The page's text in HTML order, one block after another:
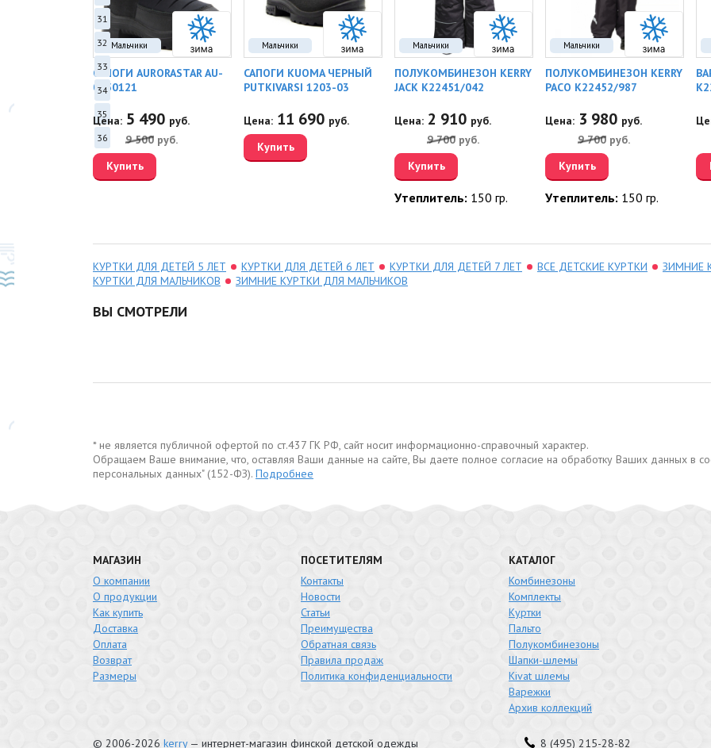
Мальчики
31
32
33
34
35
36
САПОГИ AURORASTAR AU-
0950121
Цена: 5 490 руб.
9 500 руб.
Купить
Мальчики
САПОГИ KUOMA ЧЕРНЫЙ
PUTKIVARSI 1203-03
Цена: 11 690 руб.
Купить
Мальчики
ПОЛУКОМБИНЕЗОН KERRY
JACK K22451/042
Цена: 2 910 руб.
9 700 руб.
Купить
Утеплитель: 150 гр.
Мальчики
ПОЛУКОМБИНЕЗОН KERRY
PACO K22452/987
Цена: 3 980 руб.
9 700 руб.
Купить
Утеплитель: 150 гр.
КУРТКИ ДЛЯ ДЕТЕЙ 5 ЛЕТ КУРТКИ ДЛЯ ДЕТЕЙ 6 ЛЕТ КУРТКИ ДЛЯ ДЕТЕЙ 7 ЛЕТ ВСЕ ДЕТСКИЕ КУРТКИ ЗИМНИЕ
КУРТКИ ДЛЯ МАЛЬЧИКОВ
ЗИМНИЕ КУРТКИ ДЛЯ МАЛЬЧИКОВ
ВЫ СМОТРЕЛИ
* не является публичной офертой по ст.437 ГК РФ, сайт носит информационно-справочный характер.
Обращаем Ваше внимание, что, оставляя Ваши данные на сайте, Вы даете полное согласие на обработку Ваших данных в
персональных данных" (152-ФЗ). Подробнее
МАГАЗИН
О компании
О продукции
Как купить
Доставка
Оплата
Возврат
Размеры
ПОСЕТИТЕЛЯМ
Контакты
Новости
Статьи
Преимущества
Обратная связь
Правила продаж
Политика конфиденциальности
КАТАЛОГ
Комбинезоны
Комплекты
Куртки
Пальто
Полукомбинезоны
Шапки-шлемы
Kivat шлемы
Варежки
Архив коллекций
© 2006-2026 kerry— интернет-магазин финской детской одежды 8 (495) 215-28-82